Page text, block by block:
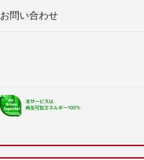
お問い合わせ